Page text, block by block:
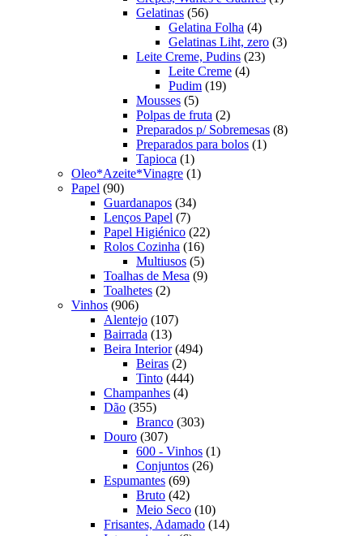
Gelatinas 5656
produtos
Gelatina Folha 44
produtos
Gelatinas Liht, zero 33
Leite Creme, Pudins 2323
Leite Creme 44
Pudim 1919
Mousses 55
produtos
Polpas de fruta 22
produtos
Preparados p/ Sobremesas 88
Preparados para bolos 11
Tapioca 11
produto
Oleo*Azeite*Vinagre 11
Papel 9090
produtos
Guardanapos 3434
Lenços Papel 77
produtos
Papel Higiénico 2222
Rolos Cozinha 1616
produtos
Multiusos 55
produtos
Toalhas de Mesa 99
Toalhetes 22
Vinhos 906906
produtos
Alentejo 107107
Bairrada 1313
produtos
Beira Interior 494494
Beiras 22
produtos
Tinto 444444
Champanhes 44
Dão 355355
produtos
Branco 303303
Douro 307307
produtos
600 - Vinhos 11
Conjuntos 2626
Espumantes 6969
produtos
Bruto 4242
produtos
Meio Seco 1010
produtos
Frisantes, Adamado 1414